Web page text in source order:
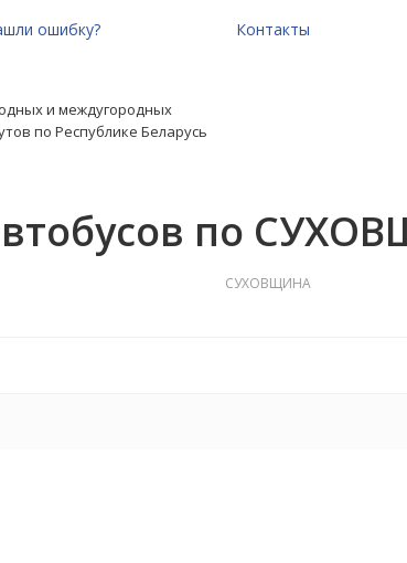
ошибку? Контакты
и междугородных
по Республике Беларусь
по
СУХОВЩИНА